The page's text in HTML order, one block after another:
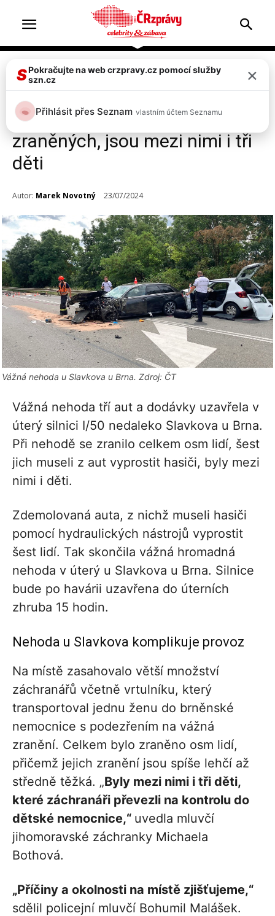
Doprava & nehody Top 2
FOTO: Vážná hromadná
nehoda u Slavkova! Osm
zraněných, jsou mezi nimi i tři
děti
Autor: Marek Novotný 23/07/2024
Vážná nehoda u Slavkova u Brna. Zdroj: ČT
Vážná nehoda tří aut a dodávky uzavřela v
úterý silnici I/50 nedaleko Slavkova u Brna.
Při nehodě se zranilo celkem osm lidí, šest
jich museli z aut vyprostit hasiči, byly mezi
nimi i děti.
Zdemolovaná auta, z nichž museli hasiči
pomocí hydraulických nástrojů vyprostit
šest lidí. Tak skončila vážná hromadná
nehoda v úterý u Slavkova u Brna. Silnice
bude po havárii uzavřena do úterních
zhruba 15 hodin.
Nehoda u Slavkova komplikuje provoz
Na místě zasahovalo větší množství
záchranářů včetně vrtulníku, který
transportoval jednu ženu do brněnské
nemocnice s podezřením na vážná
zranění. Celkem bylo zraněno osm lidí,
přičemž jejich zranění jsou spíše lehčí až
středně těžká. „Byly mezi nimi i tři děti,
které záchranáři převezli na kontrolu do
dětské nemocnice,“ uvedla mluvčí
jihomoravské záchranky Michaela
Bothová.
„Příčiny a okolnosti na místě zjišťujeme,“
sdělil policejní mluvčí Bohumil Malášek.
SPokračujte na web crzpravy.cz pomocí služby
szn.cz
×
Přihlásit přes Seznam vlastním účtem Seznamu